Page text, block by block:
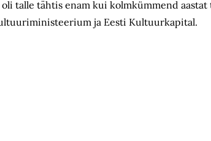
talle tähtis enam kui kolmkümmend aastat
ja Eesti Kultuurkapital.